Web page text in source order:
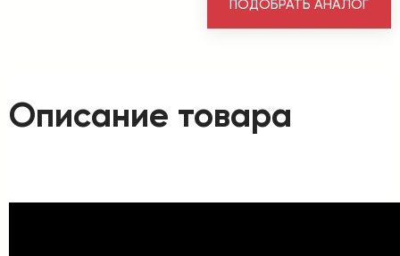
ПОДОБРАТЬ АНАЛОГ
Описание товара